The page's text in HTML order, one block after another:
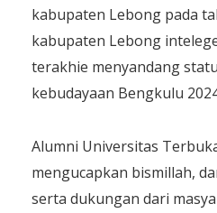
kabupaten Lebong pada
kabupaten Lebong
terakhie menyandang
kebudayaan Bengkulu
Alumni Universitas
mengucapkan bismillah,
serta dukungan dari